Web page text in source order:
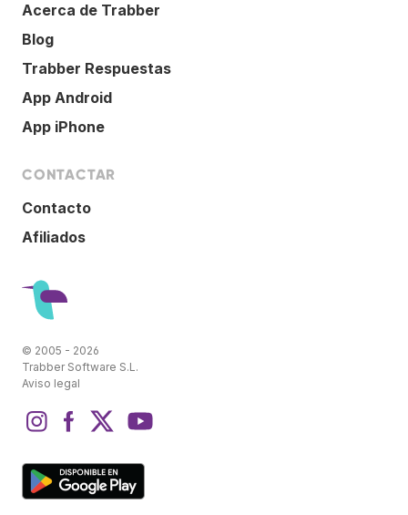
Acerca de Trabber
Blog
Trabber Respuestas
App Android
App iPhone
CONTACTAR
Contacto
Afiliados
© 2005 - 2026
Trabber Software S.L.
Aviso legal